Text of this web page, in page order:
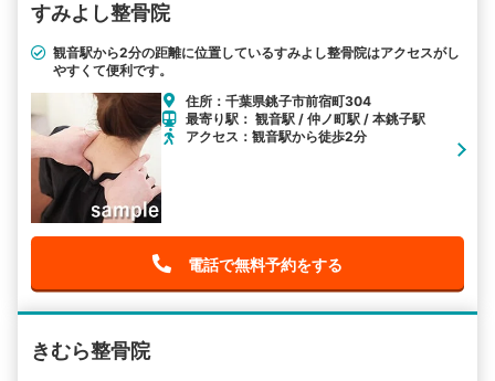
すみよし整骨院
観音駅から2分の距離に位置しているすみよし整骨院はアクセスがし
やすくて便利です。
住所：千葉県銚子市前宿町304
最寄り駅： 観音駅 / 仲ノ町駅 / 本銚子駅
アクセス：観音駅から徒歩2分
電話で無料予約をする
きむら整骨院